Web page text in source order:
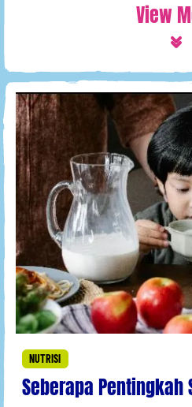
View
NUTRISI
Seberapa Pentingkah